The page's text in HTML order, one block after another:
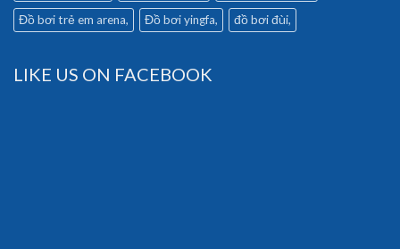
Đồ bơi trẻ em arena Đồ bơi yingfa đồ bơi đùi
LIKE US ON FACEBOOK